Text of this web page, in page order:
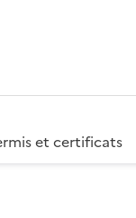
et certificats